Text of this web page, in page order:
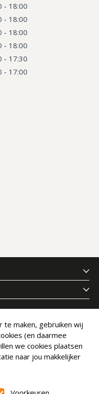
- 18:00
- 18:00
- 18:00
- 18:00
- 17:30
- 17:00
maken, gebruiken wij
(en daarmee
we cookies plaatsen
naar jou makkelijker